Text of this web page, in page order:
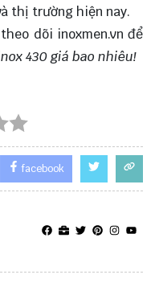
thị trường hiện nay.
dõi inoxmen.vn để
430 giá bao nhiêu!
facebook